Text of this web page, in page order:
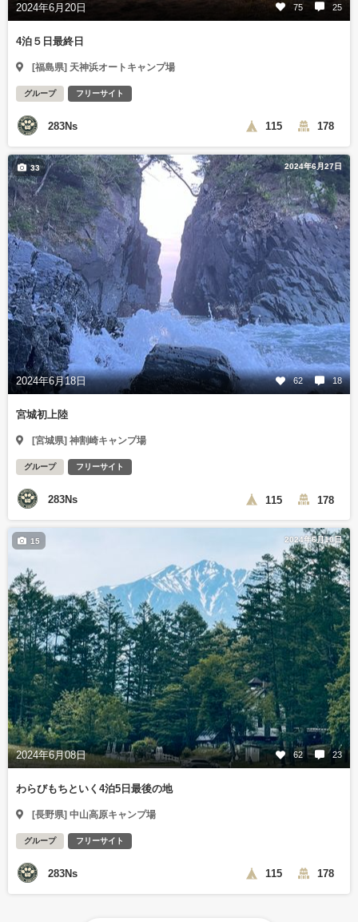
2024年6月20日 75 25
4泊５日最終日
[福島県] 天神浜オートキャンプ場
グループ フリーサイト
283Ns 115 178
2024年6月27日
2024年6月18日 62 18
33
宮城初上陸
[宮城県] 神割崎キャンプ場
グループ フリーサイト
283Ns 115 178
2024年6月10日
2024年6月08日 62 23
15
わらびもちといく4泊5日最後の地
[長野県] 中山高原キャンプ場
グループ フリーサイト
283Ns 115 178